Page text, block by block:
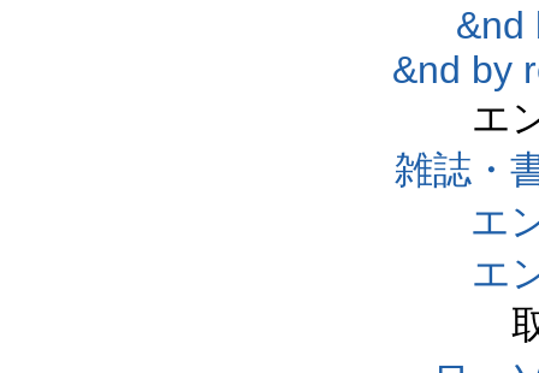
&nd
&nd by
エ
雑誌・
エ
エ